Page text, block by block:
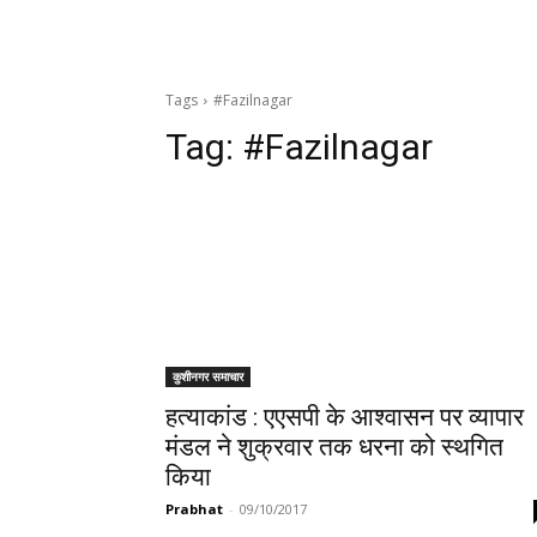
Tags #Fazilnagar
Tag: #Fazilnagar
कुशीनगर समाचार
हत्याकांड : एएसपी के आश्वासन पर व्यापार
मंडल ने शुक्रवार तक धरना को स्थगित
किया
Prabhat - 09/10/2017